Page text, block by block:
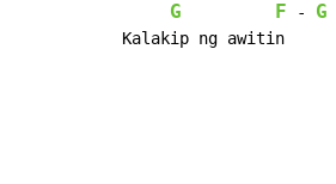
G F - G
Kalakip ng awitin